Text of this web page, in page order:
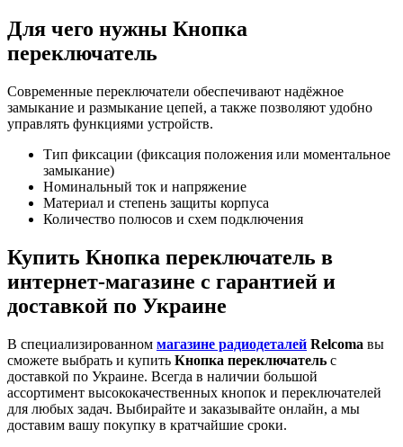
Для чего нужны Кнопка
переключатель
Современные переключатели обеспечивают надёжное
замыкание и размыкание цепей, а также позволяют удобно
управлять функциями устройств.
Тип фиксации (фиксация положения или моментальное
замыкание)
Номинальный ток и напряжение
Материал и степень защиты корпуса
Количество полюсов и схем подключения
Купить Кнопка переключатель в
интернет-магазине с гарантией и
доставкой по Украине
В специализированном магазине радиодеталей Relcoma вы
сможете выбрать и купить Кнопка переключатель с
доставкой по Украине. Всегда в наличии большой
ассортимент высококачественных кнопок и переключателей
для любых задач. Выбирайте и заказывайте онлайн, а мы
доставим вашу покупку в кратчайшие сроки.